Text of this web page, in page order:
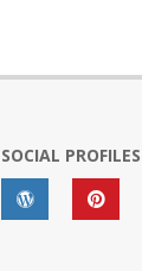
SOCIAL PROFILES